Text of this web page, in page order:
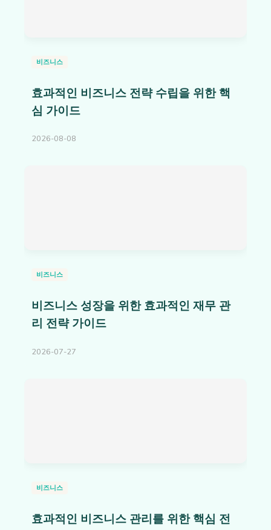
비즈니스
효과적인 비즈니스 전략 수립을 위한 핵
심 가이드
2026-08-08
비즈니스
비즈니스 성장을 위한 효과적인 재무 관
리 전략 가이드
2026-07-27
비즈니스
효과적인 비즈니스 관리를 위한 핵심 전